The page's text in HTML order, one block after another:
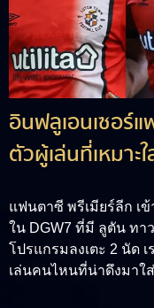
อินฟลูเอนเซอร์
ตัวผู้เล่นที่เหมาะ
แฟนตาซี พรีเมียร์ลีก เ
ใน DGW7 ที่มี ลูตัน ทา
โปรแกรมลงเตะ 2 นัด
เล่นคนไหนที่น่าดึงมาใ